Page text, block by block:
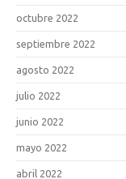
octubre 2022
septiembre 2022
agosto 2022
julio 2022
junio 2022
mayo 2022
abril 2022